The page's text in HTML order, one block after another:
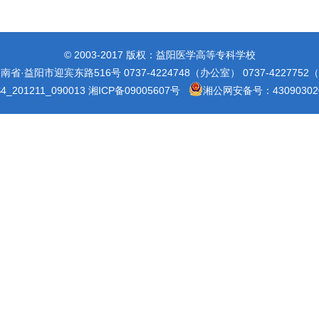
© 2003-2017 版权：益阳医学高等专科学校
省·益阳市迎宾东路516号 0737-4224748（办公室） 0737-4227752（
湘ICP备09005607号 湘公网安备号：